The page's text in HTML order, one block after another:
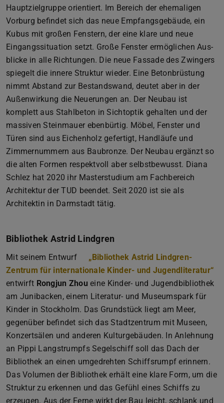
Hauptzielgruppe orientiert. Im Bereich der ehemaligen
Vorburg befindet sich das neue Empfangsgebäude, ein
Kubus mit großen Fenstern, der eine klare und neue
Eingangssituation setzt. Große Fenster ermöglichen Aus-
blicke in alle Richtungen. Die neue Fassade des Zwingers
spiegelt die innere Struktur wieder. Eine Betonbrüstung
nimmt Abstand zur Bestandswand, deutet aber in der
Außenwirkung die Neuerungen an. Der Neubau ist
komplett aus Stahlbeton in Sichtoptik gehalten und der
massiven Steinmauer ebenbürtig. Möbel, Fenster und
Türen sind aus Eichenholz gefertigt, Handläufe und
Zimmernummern aus Baubronze. Der Neubau ergänzt so
die alten Formen respektvoll aber selbstbewusst. Diana
Schlez hat 2020 ihr Masterstudium am Fachbereich
Architektur der TUD beendet. Seit 2020 ist sie als
Architektin in Darmstadt tätig.
Bibliothek Astrid Lindgren
Mit seinem Entwurf
„Bibliothek Astrid Lindgren-
Zentrum für internationale Kinder- und Jugendliteratur“
entwirft Rongjun Zhou eine Kinder- und Jugendbibliothek
am Junibacken, einem Literatur- und Museumspark für
Kinder in Stockholm. Das Grundstück liegt am Meer,
gegenüber befindet sich das Stadtzentrum mit Museen,
Konzertsälen und anderen Kulturgebäuden. In Anlehnung
an Pippi Langstrumpfs Segelschiff soll das Dach der
Bibliothek an einen umgedrehten Schiffsrumpf erinnern.
Das Volumen der Bibliothek erhält eine klare Form, um die
Struktur zu erkennen und das Gefühl eines Schiffs zu
erzeugen. Aus der Ferne wirkt der Bau leicht, schlank und